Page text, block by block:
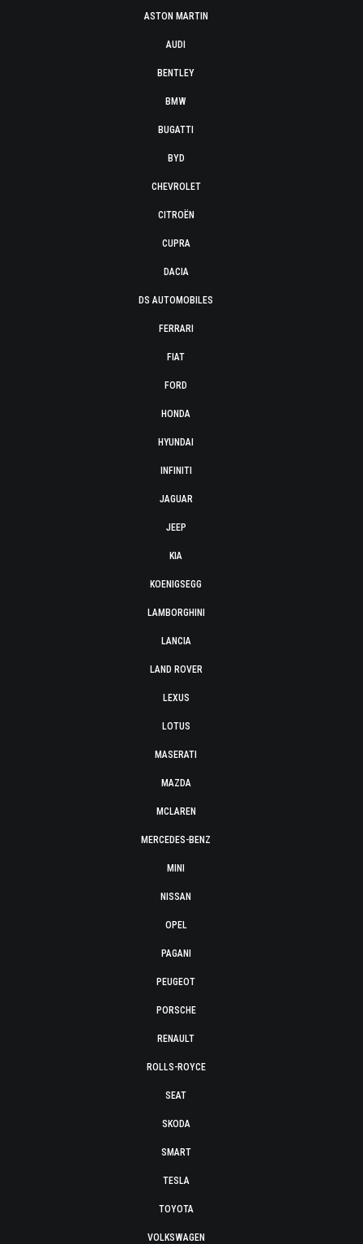
ASTON MARTIN
AUDI
BENTLEY
BMW
BUGATTI
BYD
CHEVROLET
CITROËN
CUPRA
DACIA
DS AUTOMOBILES
FERRARI
FIAT
FORD
HONDA
HYUNDAI
INFINITI
JAGUAR
JEEP
KIA
KOENIGSEGG
LAMBORGHINI
LANCIA
LAND ROVER
LEXUS
LOTUS
MASERATI
MAZDA
MCLAREN
MERCEDES-BENZ
MINI
NISSAN
OPEL
PAGANI
PEUGEOT
PORSCHE
RENAULT
ROLLS-ROYCE
SEAT
SKODA
SMART
TESLA
TOYOTA
VOLKSWAGEN